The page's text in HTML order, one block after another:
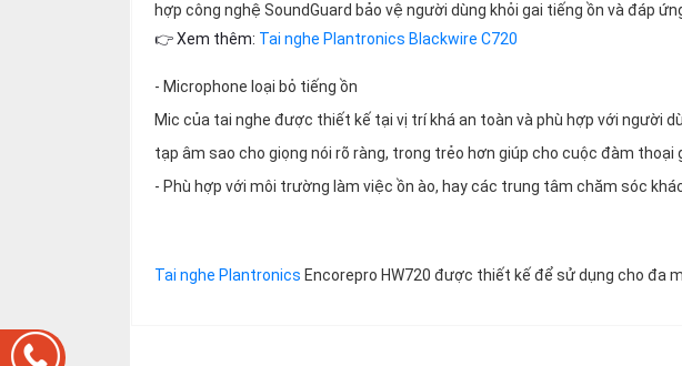
hợp công nghệ SoundGuard bảo vệ người dùng khỏi gai tiếng ồn và đáp
👉 Xem thêm: Tai nghe Plantronics Blackwire C720
- Microphone loại bỏ tiếng ồn
Mic của tai nghe được thiết kế tại vị trí khá an toàn và phù hợp với người
tạp âm sao cho giọng nói rõ ràng, trong trẻo hơn giúp cho cuộc đàm
- Phù hợp với môi trường làm việc ồn ào, hay các trung tâm chăm sóc
Tai nghe Plantronics Encorepro HW720 được thiết kế để sử dụng cho đa